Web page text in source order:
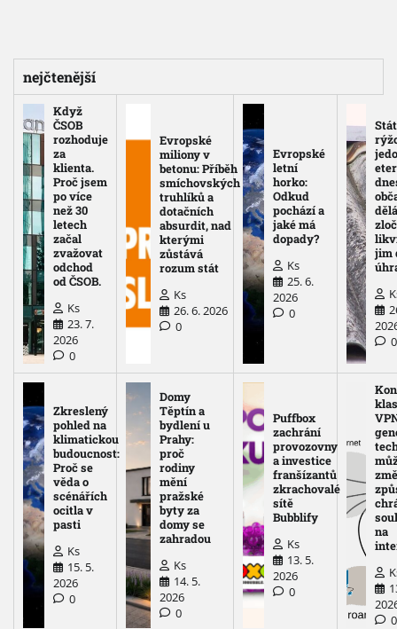
nejčtenější
Když
ČSOB
rozhoduje
za
klienta.
Proč jsem
po více
než 30
letech
začal
zvažovat
odchod
od ČSOB.
Ks
23. 7.
2026
0
Evropské
miliony v
betonu: Příběh
smíchovských
truhlíků a
dotačních
absurdit, nad
kterými
zůstává
rozum stát
Ks
26. 6. 2026
0
Evropské
letní
horko:
Odkud
pochází a
jaké má
dopady?
Ks
25. 6.
2026
0
jim
0
Zkreslený
pohled na
klimatickou
budoucnost:
Proč se
věda o
scénářích
ocitla v
pasti
Ks
15. 5.
2026
0
Domy
Těptín a
bydlení u
Prahy:
proč
rodiny
mění
pražské
byty za
domy se
zahradou
Ks
14. 5.
2026
0
Puffbox
zachrání
provozovny
a investice
franšízantů
zkrachovalé
sítě
Bubblify
Ks
13. 5.
2026
0
na
0